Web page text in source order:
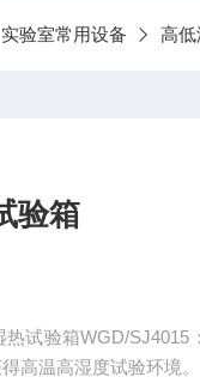
实验室常用设备 高低
验箱
热试验箱WGD/
高温高湿度试验环境。